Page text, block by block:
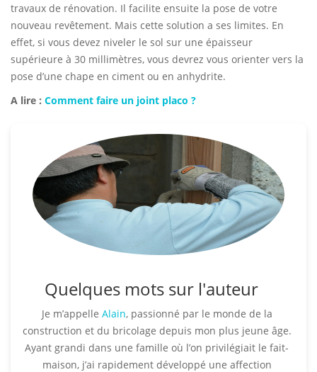
travaux de rénovation. Il facilite ensuite la pose de votre
nouveau revêtement. Mais cette solution a ses limites. En
effet, si vous devez niveler le sol sur une épaisseur
supérieure à 30 millimètres, vous devrez vous orienter vers la
pose d’une chape en ciment ou en anhydrite.
A lire : Comment faire un joint placo ?
Quelques mots sur l'auteur
Je m’appelle Alain, passionné par le monde de la
construction et du bricolage depuis mon plus jeune âge.
Ayant grandi dans une famille où l’on privilégiait le fait-
maison, j’ai rapidement développé une affection